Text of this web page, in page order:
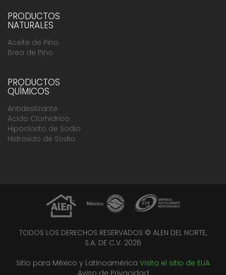
PRODUCTOS
NATURALES
Aceite de Pino
Brea de Pino
PRODUCTOS
QUÍMICOS
Antideslizante
Acido Clorhidrico
Hipoclorito de Sodio
Hidroxido de Sodio
TODOS LOS DERECHOS RESERVADOS © ALEN DEL NORTE,
S.A. DE C.V. 2026
Sitio para México y Latinoamérica Visita el sitio de EUA
Aviso de Privacidad